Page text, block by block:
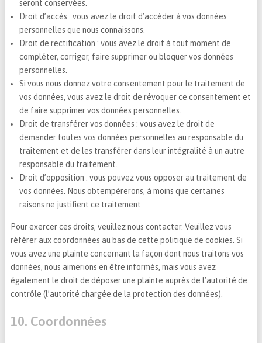
seront conservées.
Droit d’accès : vous avez le droit d’accéder à vos données
personnelles que nous connaissons.
Droit de rectification : vous avez le droit à tout moment de
compléter, corriger, faire supprimer ou bloquer vos données
personnelles.
Si vous nous donnez votre consentement pour le traitement de
vos données, vous avez le droit de révoquer ce consentement et
de faire supprimer vos données personnelles.
Droit de transférer vos données : vous avez le droit de
demander toutes vos données personnelles au responsable du
traitement et de les transférer dans leur intégralité à un autre
responsable du traitement.
Droit d’opposition : vous pouvez vous opposer au traitement de
vos données. Nous obtempérerons, à moins que certaines
raisons ne justifient ce traitement.
Pour exercer ces droits, veuillez nous contacter. Veuillez vous
référer aux coordonnées au bas de cette politique de cookies. Si
vous avez une plainte concernant la façon dont nous traitons vos
données, nous aimerions en être informés, mais vous avez
également le droit de déposer une plainte auprès de l’autorité de
contrôle (l’autorité chargée de la protection des données).
10. Coordonnées